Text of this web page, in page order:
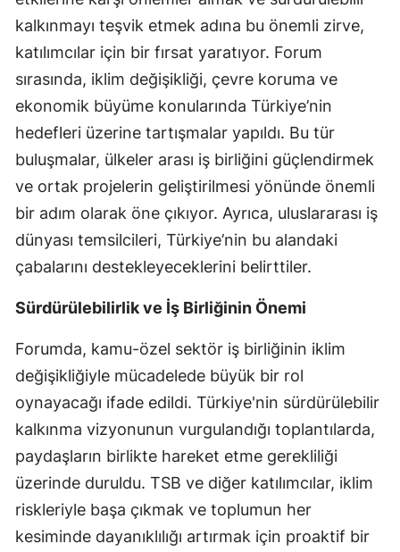
İzmir
Kars
Kastamonu
Kayseri
Kırklareli
Kırşehir
Kocaeli
Konya
Kütahya
Malatya
Manisa
Kahramanmaraş
Mardin
Muğla
Muş
kalkınmayı teşvik etmek adına bu önemli zirve,
katılımcılar için bir fırsat yaratıyor. Forum
sırasında, iklim değişikliği, çevre koruma ve
ekonomik büyüme konularında Türkiye’nin
hedefleri üzerine tartışmalar yapıldı. Bu tür
buluşmalar, ülkeler arası iş birliğini güçlendirmek
ve ortak projelerin geliştirilmesi yönünde önemli
bir adım olarak öne çıkıyor. Ayrıca, uluslararası iş
dünyası temsilcileri, Türkiye’nin bu alandaki
çabalarını destekleyeceklerini belirttiler.
Sürdürülebilirlik ve İş Birliğinin Önemi
Forumda, kamu-özel sektör iş birliğinin iklim
değişikliğiyle mücadelede büyük bir rol
oynayacağı ifade edildi. Türkiye'nin sürdürülebilir
kalkınma vizyonunun vurgulandığı toplantılarda,
paydaşların birlikte hareket etme gerekliliği
üzerinde duruldu. TSB ve diğer katılımcılar, iklim
riskleriyle başa çıkmak ve toplumun her
kesiminde dayanıklılığı artırmak için proaktif bir